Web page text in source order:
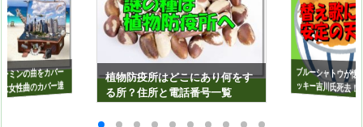
ミンの曲をカバー
女性曲のカバー達
植物防疫所はどこにあり何をす
る所？住所と電話番号一覧
ブルーシャトウが
ッキー吉川氏死去
歌に必ず入るテン